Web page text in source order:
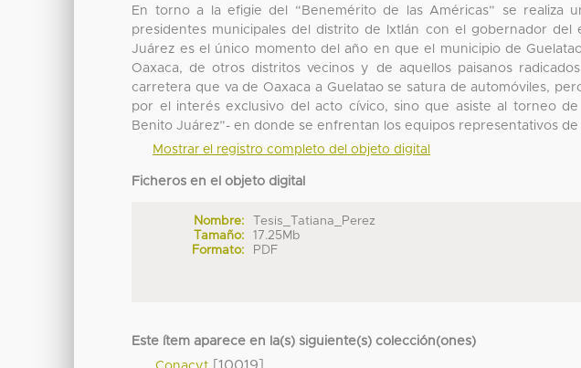
En torno a la efigie del “Benemérito de las Américas” se realiza
presidentes municipales del distrito de Ixtlán con el gobernador del
Juárez es el único momento del año en que el municipio de
Oaxaca, de otros distritos vecinos y de aquellos paisanos
carretera que va de Oaxaca a Guelatao se satura de automóviles,
por el interés exclusivo del acto cívico, sino que asiste al torneo
Benito Juárez”- en donde se enfrentan los equipos representativos de
Mostrar el registro completo del objeto digital
Ficheros en el objeto digital
Nombre:
Tesis_Tatiana_Perez
Tamaño:
17.25Mb
Formato:
PDF
Este ítem aparece en la(s) siguiente(s) colección(ones)